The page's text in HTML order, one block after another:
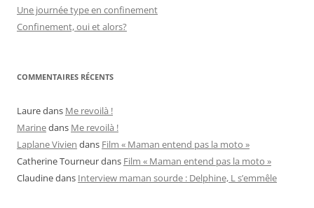
Une journée type en confinement
Confinement, oui et alors?
COMMENTAIRES RÉCENTS
Lauredans Me revoilà !
Marinedans Me revoilà !
Laplane Vivien dans Film « Maman entend pas la moto »
Catherine Tourneurdans Film « Maman entend pas la moto »
Claudinedans Interview maman sourde : Delphine, L s’emmêle